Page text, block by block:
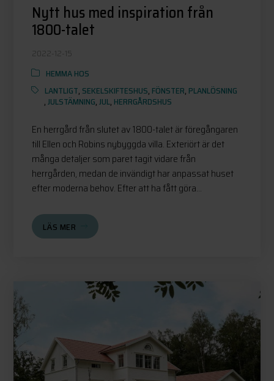
Nytt hus med inspiration från
1800-talet
2022-12-15
HEMMA HOS
LANTLIGT, SEKELSKIFTESHUS, FÖNSTER, PLANLÖSNING
,JULSTÄMNING,JUL, HERRGÅRDSHUS
En herrgård från slutet av 1800-talet är föregångaren
till Ellen och Robins nybyggda villa. Exteriört är det
många detaljer som paret tagit vidare från
herrgården, medan de invändigt har anpassat huset
efter moderna behov. Efter att ha fått göra...
LÄS MER